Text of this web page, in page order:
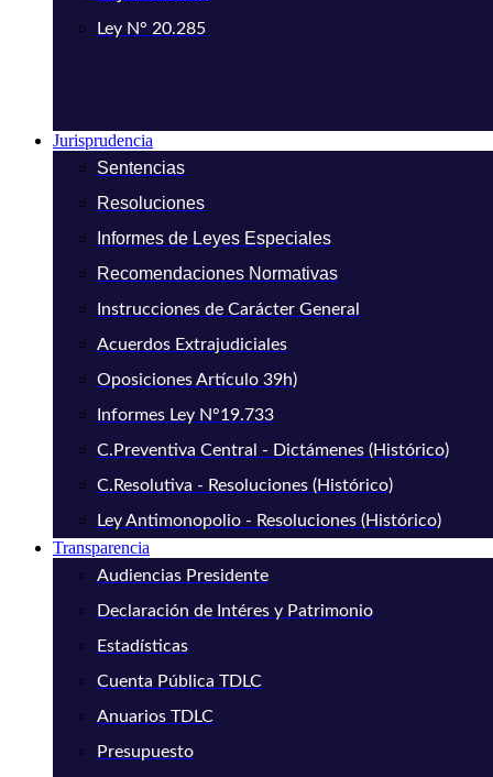
Ley N° 20.285
Jurisprudencia
Sentencias
Resoluciones
Informes de Leyes Especiales
Recomendaciones Normativas
Instrucciones de Carácter General
Acuerdos Extrajudiciales
Oposiciones Artículo 39h)
Informes Ley N°19.733
C.Preventiva Central - Dictámenes (Histórico)
C.Resolutiva - Resoluciones (Histórico)
Ley Antimonopolio - Resoluciones (Histórico)
Transparencia
Audiencias Presidente
Declaración de Intéres y Patrimonio
Estadísticas
Cuenta Pública TDLC
Anuarios TDLC
Presupuesto